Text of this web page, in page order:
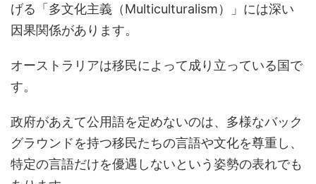
げる「多文化主義（Multiculturalism）」には深い
因果関係があります。
オーストラリアは移民によって成り立っている国で
す。
政府があえて公用語を定めないのは、多様なバック
グラウンドを持つ移民たちの言語や文化を尊重し、
特定の言語だけを優遇しないという姿勢の表れでも